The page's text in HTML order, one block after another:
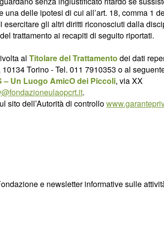
delle ipotesi di cui all’art. 18, comma 1
gli altri diritti riconosciuti dalla
trattamento ai recapiti di seguito riportati.
al Titolare del Trattamento dei dati
Torino - Tel. 011 7910353 o al
– Un Luogo AmicO dei Piccoli, via XX
.
sito dell’Autorità di controllo
e newsletter informative sulle